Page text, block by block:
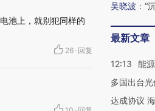
池上，就别犯同样的
26 · 回复
吴晓波 ： “
最新文章
12:13
能
多国出台
达成协议